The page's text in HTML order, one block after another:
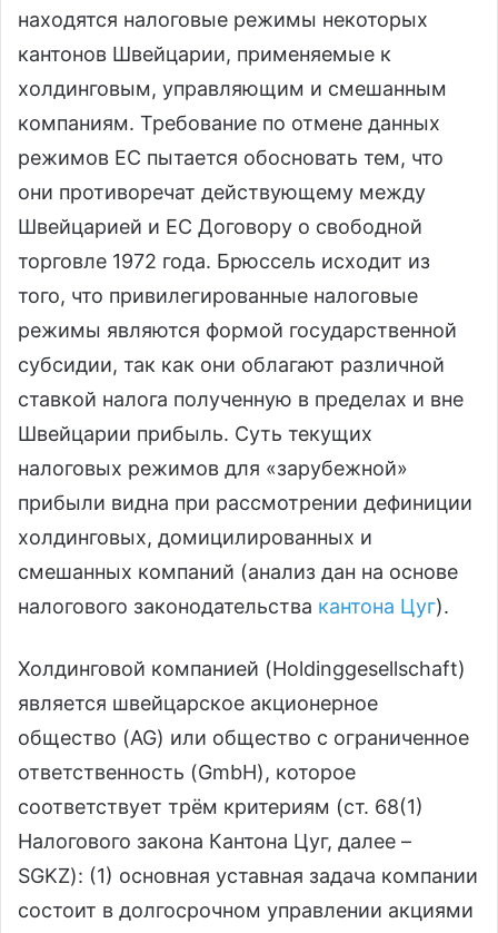
находятся налоговые режимы некоторых
кантонов Швейцарии, применяемые к
холдинговым, управляющим и смешанным
компаниям. Требование по отмене данных
режимов ЕС пытается обосновать тем, что
они противоречат действующему между
Швейцарией и ЕС Договору о свободной
торговле 1972 года. Брюссель исходит из
того, что привилегированные налоговые
режимы являются формой государственной
субсидии, так как они облагают различной
ставкой налога полученную в пределах и вне
Швейцарии прибыль. Суть текущих
налоговых режимов для «зарубежной»
прибыли видна при рассмотрении дефиниции
холдинговых, домицилированных и
смешанных компаний (анализ дан на основе
налогового законодательства кантона Цуг).
Холдинговой компанией (Holdinggesellschaft)
является швейцарское акционерное
общество (AG) или общество с ограниченное
ответственность (GmbH), которое
соответствует трём критериям (ст. 68(1)
Налогового закона Кантона Цуг, далее –
SGKZ): (1) основная уставная задача компании
состоит в долгосрочном управлении акциями